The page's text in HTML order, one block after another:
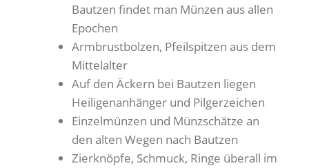
Bautzen findet man Münzen aus allen
Epochen
Armbrustbolzen, Pfeilspitzen aus dem
Mittelalter
Auf den Äckern bei Bautzen liegen
Heiligenanhänger und Pilgerzeichen
Einzelmünzen und Münzschätze an
den alten Wegen nach Bautzen
Zierknöpfe, Schmuck, Ringe überall im